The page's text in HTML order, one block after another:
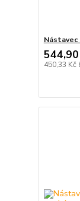
Nástavec
544,90
450,33 Kč